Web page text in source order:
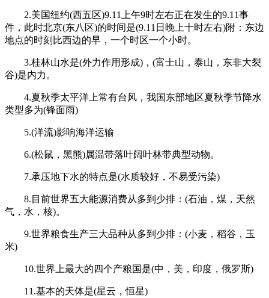
2.美国纽约(西五区)9.11上午9时左右正在发生的9.11事
件，此时北京(东八区)的时间是(9.11日晚上十时左右)附：东边
地点的时刻比西边的早，一个时区一个小时。
3.桂林山水是(外力作用形成)，(富士山，泰山，东非大裂
谷)是内力。
4.夏秋季太平洋上常有台风，我国东部地区夏秋季节降水
类型多为(锋面雨)
5.(洋流)影响海洋运输
6.(松鼠，黑熊)属温带落叶阔叶林带典型动物。
7.承压地下水的特点是(水质较好，不易受污染)
8.目前世界五大能源消费从多到少排：(石油，煤，天然
气，水，核)。
9.世界粮食生产三大品种从多到少排：(小麦，稻谷，玉
米)
10.世界上最大的四个产粮国是(中，美，印度，俄罗斯)
11.基本的天体是(星云，恒星)